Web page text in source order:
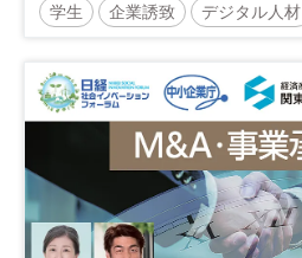
学生 企業誘致 デジタル人材
地域活性化 自治体